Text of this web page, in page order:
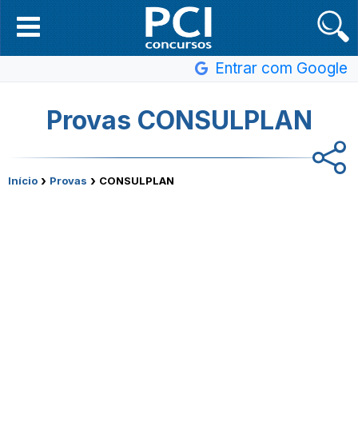
Entrar com Google
Provas CONSULPLAN
Início › Provas › CONSULPLAN